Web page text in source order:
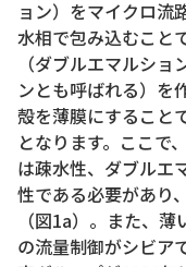
ョン）をマイクロ流
水相で包み込むこと
（ダブルエマルシ
ンとも呼ばれる）を
殻を薄膜にすること
となります。ここで
は疎水性、ダブルエ
性である必要があり
（図1a）。また、
の流量制御がシビア